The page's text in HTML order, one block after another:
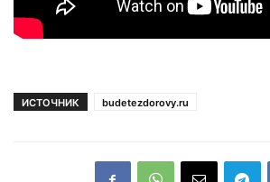
ИСТОЧНИК budetezdorovy.ru